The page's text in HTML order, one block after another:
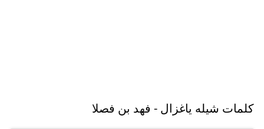
كلمات شيله ياغزال - فهد بن فصلا